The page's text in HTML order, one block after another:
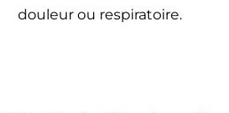
douleur ou respiratoire.